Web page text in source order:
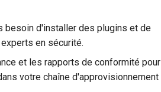
besoin d'installer des plugins et de
en sécurité.
et les rapports de conformité pour
votre chaîne d'approvisionnement